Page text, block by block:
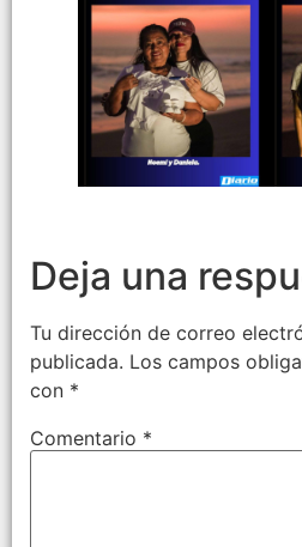
Deja una
Tu dirección de correo
publicada. Los campos
con *
Comentario *